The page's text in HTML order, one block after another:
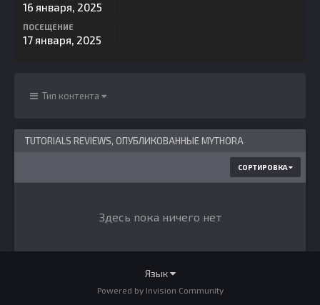
16 января, 2025
ПОСЕЩЕНИЕ
17 января, 2025
Тип контента
TUTORIALS REVIEWS, ОПУБЛИКОВАННЫЕ MYTHORA
СОРТИРОВКА
Здесь пока ничего нет
Язык
Powered by Invision Community